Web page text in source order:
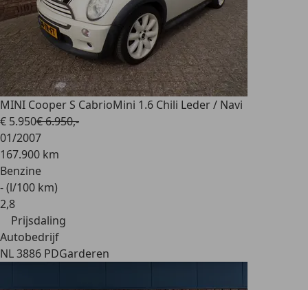
MINI Cooper S CabrioMini 1.6 Chili Leder / Navi
€ 5.950€ 6.950,-
01/2007
167.900 km
Benzine
- (l/100 km)
2,8
Prijsdaling
Autobedrijf
NL 3886 PDGarderen